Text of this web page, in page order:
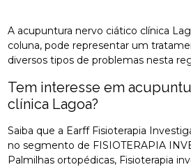
A acupuntura nervo ciático clínica
coluna, pode representar um
diversos tipos de problemas nesta
Tem interesse em
clínica Lagoa?
Saiba que a Earff Fisioterapia
no segmento de FISIOTERAPIA
Palmilhas ortopédicas, Fisioterapia